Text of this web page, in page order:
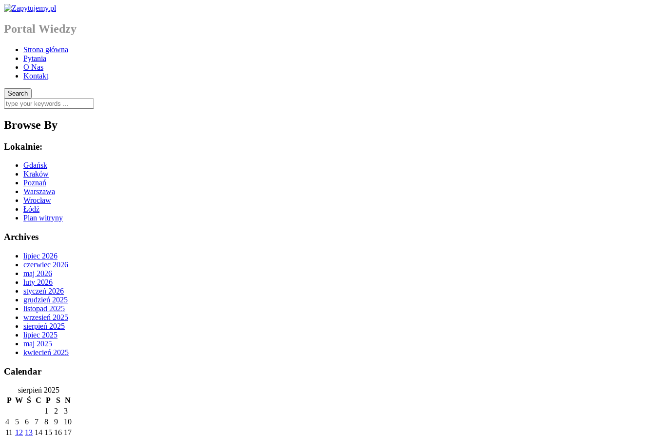
Portal Wiedzy
Strona główna
Pytania
O Nas
Kontakt
Browse By
Lokalnie:
Gdańsk
Kraków
Poznań
Warszawa
Wrocław
Łódź
Plan witryny
Archives
lipiec 2026
czerwiec 2026
maj 2026
luty 2026
styczeń 2026
grudzień 2025
listopad 2025
wrzesień 2025
sierpień 2025
lipiec 2025
maj 2025
kwiecień 2025
Calendar
sierpień 2025
P W Ś C P S N
1
2
3
4
5 6 7 8 9
10
11 12 13 14 15 16 17